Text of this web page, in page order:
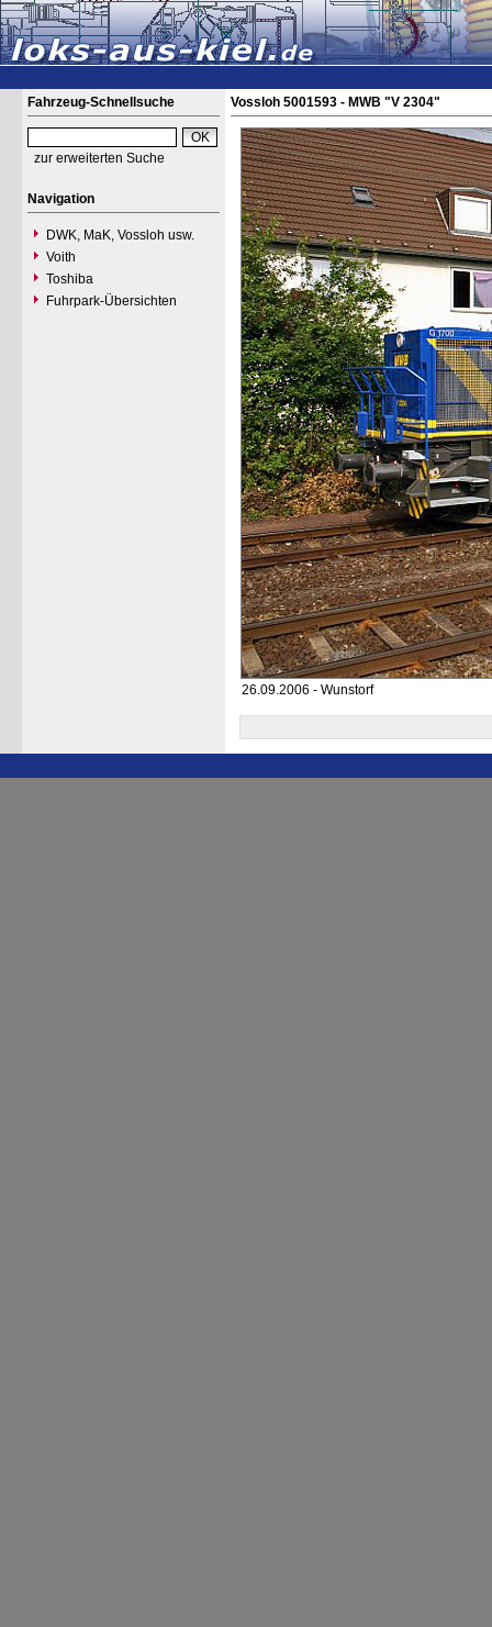
Fahrzeug-Schnellsuche
zur erweiterten Suche
Navigation
DWK, MaK, Vossloh usw.
Voith
Toshiba
Fuhrpark-Übersichten
Vossloh 5001593 - MWB "V 2304"
26.09.2006 - Wunstorf